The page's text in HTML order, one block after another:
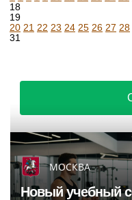
18
19
20 21 22 23 24 25 26 27 28
31
МОСКВА
Новый учебный